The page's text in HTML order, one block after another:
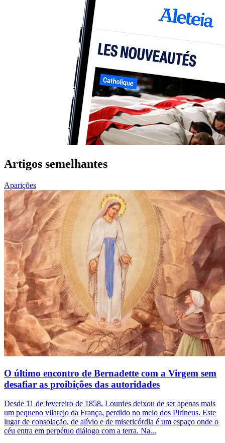
Artigos semelhantes
Aparições
O último encontro de Bernadette com a Virgem sem
desafiar as proibições das autoridades
Desde 11 de fevereiro de 1858, Lourdes deixou de ser apenas mais
um pequeno vilarejo da França, perdido no meio dos Pirineus. Este
lugar de consolação, de alívio e de misericórdia é um espaço onde o
céu entra em perpétuo diálogo com a terra. Na...